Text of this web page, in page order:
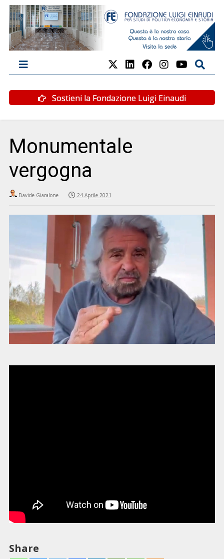
Sostieni la Fondazione Luigi Einaudi
Monumentale
vergogna
Davide Giacalone 24 Aprile 2021
Share